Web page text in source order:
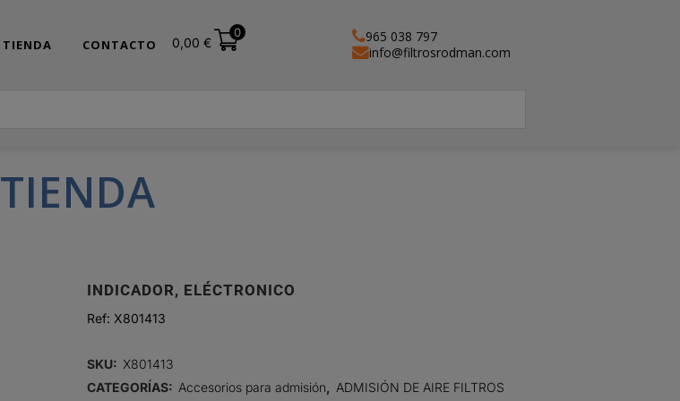
965 038 797
info@filtrosrodman.com
TIENDA CONTACTO 0,00 €
0
TIENDA
INDICADOR, ELÉCTRONICO
Ref: X801413
SKU: X801413
CATEGORÍAS: Accesorios para admisión ADMISIÓN DE AIRE FILTROS